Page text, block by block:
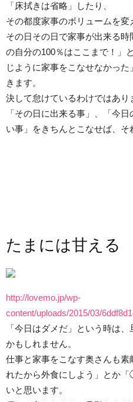
「床拭きは省略」したり、
その都度家事のボリュームを変
その日その日で家事が出来る
の自分の100％はここまで！」
じように家事をこなせなかっ
きます。
決して怠けているわけではあり
「その日に出来る事」、「今
い事」をきちんとこなせば、そ
たまには甘える
http://lovemo.jp/wp-
content/uploads/2015/03/
「今日はダメだ」という時は
かもしれません。
仕事と家事をこなす奥さんも
れたから外食にしよう」とか
いと思います。